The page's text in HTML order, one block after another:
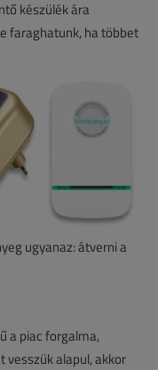
készülék ára
faraghatunk, ha többet
ugyanaz: átverni a
a piac forgalma,
vesszük alapul, akkor